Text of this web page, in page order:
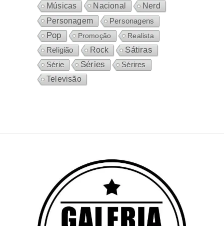
Músicas Nacional Nerd
Personagem Personagens
Pop Promoção
Realista
Religião
Rock Sátiras
Série Séries
Sérires
Televisão